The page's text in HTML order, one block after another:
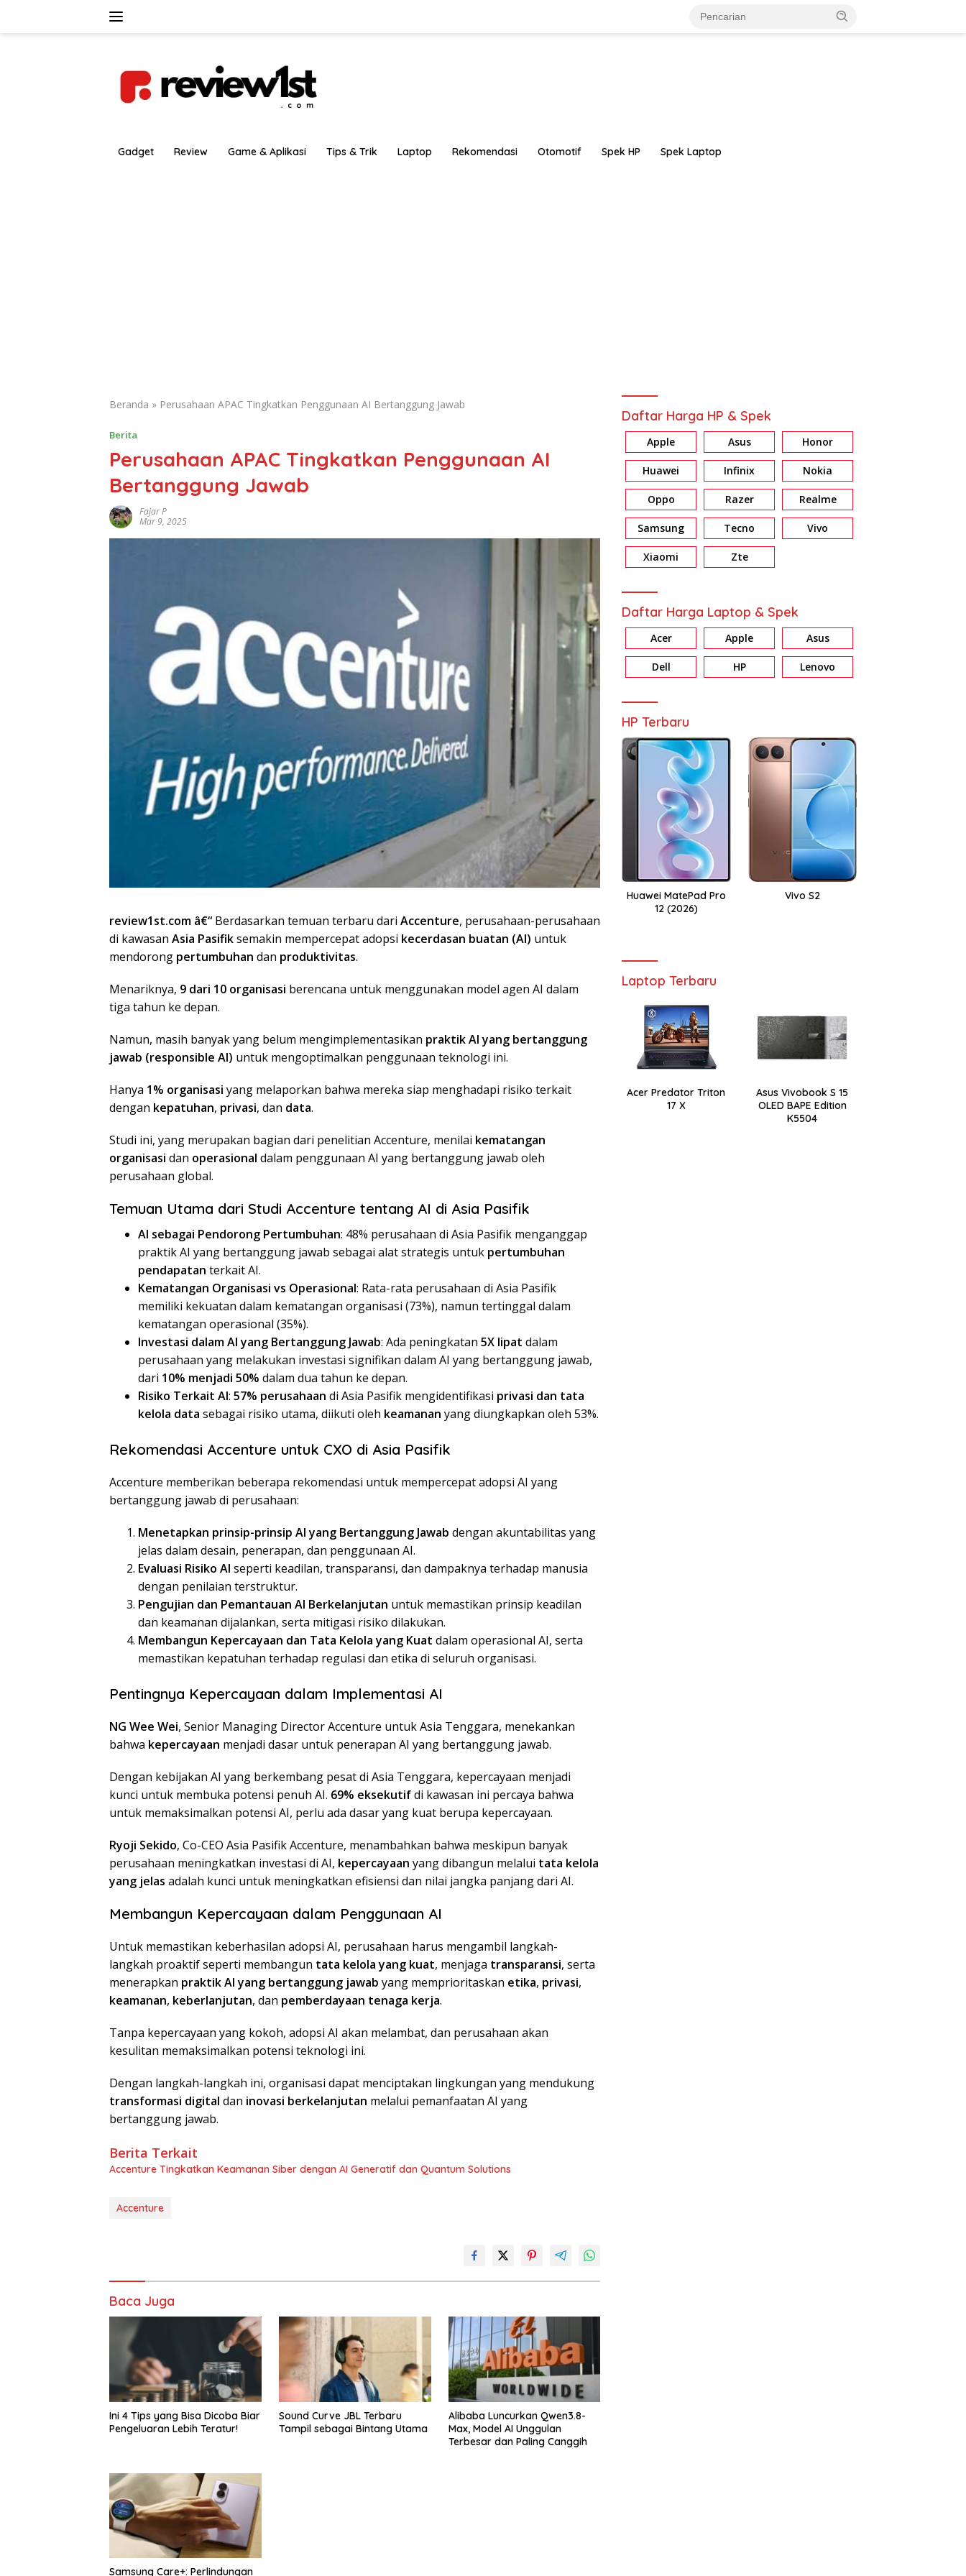
Gadget Review Game & Aplikasi Tips & Trik Laptop Rekomendasi Otomotif Spek HP Spek Laptop
Beranda » Perusahaan APAC Tingkatkan Penggunaan AI Bertanggung Jawab
Berita
Perusahaan APAC Tingkatkan Penggunaan AI
Bertanggung Jawab
Fajar P
Mar 9, 2025
review1st.com â€“ Berdasarkan temuan terbaru dari Accenture, perusahaan-perusahaan
di kawasan Asia Pasifiksemakin mempercepat adopsi kecerdasan buatan (AI) untuk
mendorong pertumbuhan dan produktivitas.
Menariknya, 9 dari 10 organisasi berencana untuk menggunakan model agen AI dalam
tiga tahun ke depan.
Namun, masih banyak yang belum mengimplementasikan praktik AI yang bertanggung
jawab (responsible AI) untuk mengoptimalkan penggunaan teknologi ini.
Hanya 1% organisasi yang melaporkan bahwa mereka siap menghadapi risiko terkait
dengan kepatuhan, privasi, dan data.
Studi ini, yang merupakan bagian dari penelitian Accenture, menilai kematangan
organisasi dan operasional dalam penggunaan AI yang bertanggung jawab oleh
perusahaan global.
Temuan Utama dari Studi Accenture tentang AI di Asia Pasifik
AI sebagai Pendorong Pertumbuhan: 48% perusahaan di Asia Pasifik menganggap
praktik AI yang bertanggung jawab sebagai alat strategis untuk pertumbuhan
pendapatan terkait AI.
Kematangan Organisasi vs Operasional: Rata-rata perusahaan di Asia Pasifik
memiliki kekuatan dalam kematangan organisasi (73%), namun tertinggal dalam
kematangan operasional (35%).
Investasi dalam AI yang Bertanggung Jawab: Ada peningkatan 5X lipat dalam
perusahaan yang melakukan investasi signifikan dalam AI yang bertanggung jawab,
dari 10% menjadi 50% dalam dua tahun ke depan.
Risiko Terkait AI: 57% perusahaan di Asia Pasifik mengidentifikasi privasi dan tata
kelola data sebagai risiko utama, diikuti oleh keamanan yang diungkapkan oleh 53%.
Rekomendasi Accenture untuk CXO di Asia Pasifik
Accenture memberikan beberapa rekomendasi untuk mempercepat adopsi AI yang
bertanggung jawab di perusahaan:
Menetapkan prinsip-prinsip AI yang Bertanggung Jawab dengan akuntabilitas yang
jelas dalam desain, penerapan, dan penggunaan AI.
Evaluasi Risiko AI seperti keadilan, transparansi, dan dampaknya terhadap manusia
dengan penilaian terstruktur.
Pengujian dan Pemantauan AI Berkelanjutan untuk memastikan prinsip keadilan
dan keamanan dijalankan, serta mitigasi risiko dilakukan.
Membangun Kepercayaan dan Tata Kelola yang Kuat dalam operasional AI, serta
memastikan kepatuhan terhadap regulasi dan etika di seluruh organisasi.
Pentingnya Kepercayaan dalam Implementasi AI
NG Wee Wei, Senior Managing Director Accenture untuk Asia Tenggara, menekankan
bahwa kepercayaan menjadi dasar untuk penerapan AI yang bertanggung jawab.
Dengan kebijakan AI yang berkembang pesat di Asia Tenggara, kepercayaan menjadi
kunci untuk membuka potensi penuh AI. 69% eksekutifdi kawasan ini percaya bahwa
untuk memaksimalkan potensi AI, perlu ada dasar yang kuat berupa kepercayaan.
Ryoji Sekido, Co-CEO Asia Pasifik Accenture, menambahkan bahwa meskipun banyak
perusahaan meningkatkan investasi di AI, kepercayaan yang dibangun melalui tata kelola
yang jelas adalah kunci untuk meningkatkan efisiensi dan nilai jangka panjang dari AI.
Membangun Kepercayaan dalam Penggunaan AI
Untuk memastikan keberhasilan adopsi AI, perusahaan harus mengambil langkah-
langkah proaktif seperti membangun tata kelola yang kuat, menjaga transparansi, serta
menerapkan praktik AI yang bertanggung jawab yang memprioritaskan etika, privasi,
keamanan, keberlanjutan, dan pemberdayaan tenaga kerja.
Tanpa kepercayaan yang kokoh, adopsi AI akan melambat, dan perusahaan akan
kesulitan memaksimalkan potensi teknologi ini.
Dengan langkah-langkah ini, organisasi dapat menciptakan lingkungan yang mendukung
transformasi digital dan inovasi berkelanjutan melalui pemanfaatan AI yang
bertanggung jawab.
Berita Terkait
Accenture Tingkatkan Keamanan Siber dengan AI Generatif dan Quantum Solutions
Accenture
Baca Juga
Ini 4 Tips yang Bisa Dicoba Biar
Pengeluaran Lebih Teratur!
Sound Curve JBL Terbaru
Tampil sebagai Bintang Utama
Alibaba Luncurkan Qwen3.8-
Max, Model AI Unggulan
Terbesar dan Paling Canggih
Samsung Care+: Perlindungan
Daftar Harga HP & Spek
Apple Asus Honor
Huawei Infinix Nokia
Oppo Razer Realme
Samsung Tecno Vivo
Xiaomi Zte
Daftar Harga Laptop & Spek
Acer Apple Asus
Dell HP Lenovo
HP Terbaru
Huawei MatePad Pro
12 (2026)
Vivo S2
Laptop Terbaru
Acer Predator Triton
17 X
Asus Vivobook S 15
OLED BAPE Edition
K5504